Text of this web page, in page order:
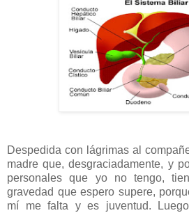
Despedida con lágrimas al
madre que, desgraciadamente, y
personales que yo no tengo,
gravedad que espero supere,
mí me falta y es juventud.